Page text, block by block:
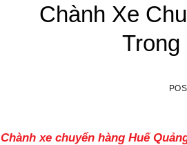
Chành Xe
Trong
Chành xe chuyển hàng Huế